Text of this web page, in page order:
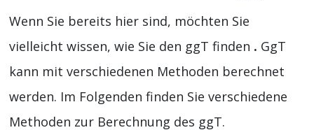
Wenn Sie bereits hier sind, möchten Sie
vielleicht wissen, wie Sie den ggT finden . GgT
kann mit verschiedenen Methoden berechnet
werden. Im Folgenden finden Sie verschiedene
Methoden zur Berechnung des ggT.